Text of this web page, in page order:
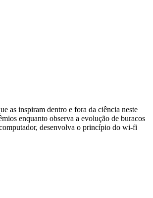
as inspiram dentro e fora da ciência neste
enquanto observa a evolução de buracos
desenvolva o princípio do wi-fi